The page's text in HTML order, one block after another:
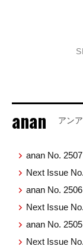
anan アン
anan No.
Next Issue
anan No.
Next Issue
anan No.
Next Issue